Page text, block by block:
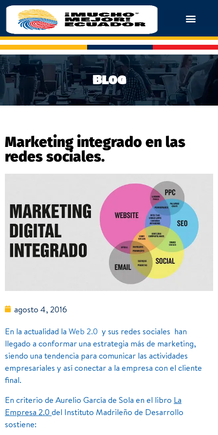
Blog
Marketing integrado en las
redes sociales.
agosto 4, 2016
En la actualidad la Web 2.0 y sus redes sociales han
llegado a conformar una estrategia más de marketing,
siendo una tendencia para comunicar las actividades
empresariales y así conectar a la empresa con el cliente
final.
En criterio de Aurelio García de Sola en el libro La
Empresa 2.0 del Instituto Madrileño de Desarrollo
sostiene: